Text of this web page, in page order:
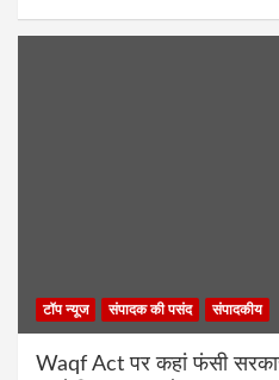
टॉप न्यूज संपादक की पसंद संपादकीय
Waqf Act पर कहां फंसी